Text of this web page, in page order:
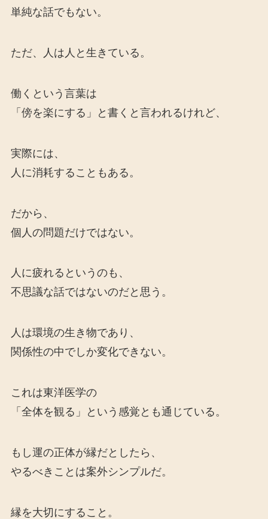
単純な話でもない。
ただ、人は人と生きている。
働くという言葉は
「傍を楽にする」と書くと言われるけれど、
実際には、
人に消耗することもある。
だから、
個人の問題だけではない。
人に疲れるというのも、
不思議な話ではないのだと思う。
人は環境の生き物であり、
関係性の中でしか変化できない。
これは東洋医学の
「全体を観る」という感覚とも通じている。
もし運の正体が縁だとしたら、
やるべきことは案外シンプルだ。
縁を大切にすること。